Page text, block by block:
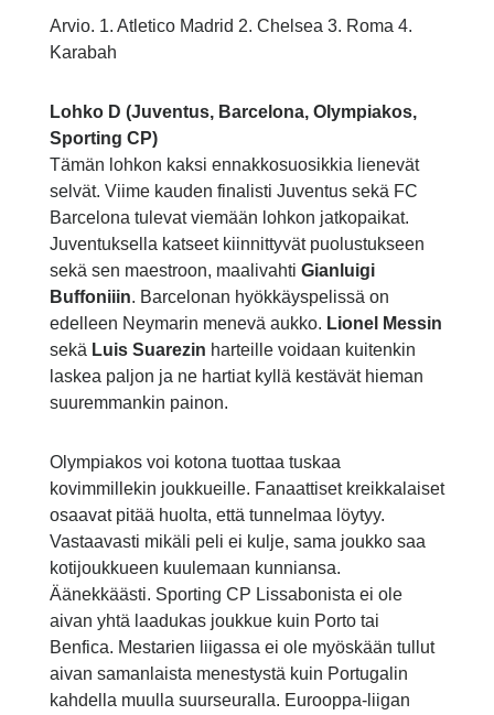
Arvio. 1. Atletico Madrid 2. Chelsea 3. Roma 4.
Karabah
Lohko D (Juventus, Barcelona, Olympiakos,
Sporting CP)
Tämän lohkon kaksi ennakkosuosikkia lienevät
selvät. Viime kauden finalisti Juventus sekä FC
Barcelona tulevat viemään lohkon jatkopaikat.
Juventuksella katseet kiinnittyvät puolustukseen
sekä sen maestroon, maalivahti Gianluigi
Buffoniiin. Barcelonan hyökkäyspelissä on
edelleen Neymarin menevä aukko. Lionel Messin
sekä Luis Suarezin harteille voidaan kuitenkin
laskea paljon ja ne hartiat kyllä kestävät hieman
suuremmankin painon.
Olympiakos voi kotona tuottaa tuskaa
kovimmillekin joukkueille. Fanaattiset kreikkalaiset
osaavat pitää huolta, että tunnelmaa löytyy.
Vastaavasti mikäli peli ei kulje, sama joukko saa
kotijoukkueen kuulemaan kunniansa.
Äänekkäästi. Sporting CP Lissabonista ei ole
aivan yhtä laadukas joukkue kuin Porto tai
Benfica. Mestarien liigassa ei ole myöskään tullut
aivan samanlaista menestystä kuin Portugalin
kahdella muulla suurseuralla. Eurooppa-liigan